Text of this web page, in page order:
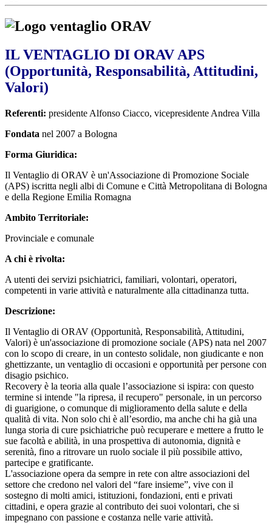
IL VENTAGLIO DI ORAV APS
(Opportunità, Responsabilità, Attitudini,
Valori)
Referenti: presidente Alfonso Ciacco, vicepresidente Andrea Villa
Fondata nel 2007 a Bologna
Forma Giuridica:
Il Ventaglio di ORAV è un'Associazione di Promozione Sociale
(APS) iscritta negli albi di Comune e Città Metropolitana di Bologna
e della Regione Emilia Romagna
Ambito Territoriale:
Provinciale e comunale
A chi è rivolta:
A utenti dei servizi psichiatrici, familiari, volontari, operatori,
competenti in varie attività e naturalmente alla cittadinanza tutta.
Descrizione:
Il Ventaglio di ORAV (Opportunità, Responsabilità, Attitudini,
Valori) è un'associazione di promozione sociale (APS) nata nel 2007
con lo scopo di creare, in un contesto solidale, non giudicante e non
ghettizzante, un ventaglio di occasioni e opportunità per persone con
disagio psichico.
Recovery è la teoria alla quale l’associazione si ispira: con questo
termine si intende "la ripresa, il recupero" personale, in un percorso
di guarigione, o comunque di miglioramento della salute e della
qualità di vita. Non solo chi è all’esordio, ma anche chi ha già una
lunga storia di cure psichiatriche può recuperare e mettere a frutto le
sue facoltà e abilità, in una prospettiva di autonomia, dignità e
serenità, fino a ritrovare un ruolo sociale il più possibile attivo,
partecipe e gratificante.
L'associazione opera da sempre in rete con altre associazioni del
settore che credono nel valori del “fare insieme”, vive con il
sostegno di molti amici, istituzioni, fondazioni, enti e privati
cittadini, e opera grazie al contributo dei suoi volontari, che si
impegnano con passione e costanza nelle varie attività.